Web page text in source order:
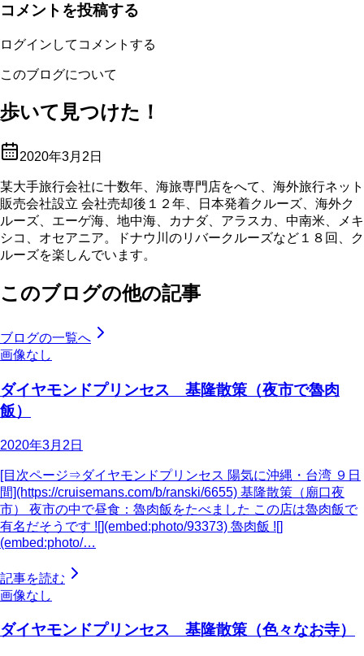
コメントを投稿する
ログインしてコメントする
このブログについて
歩いて見つけた！
2020年3月2日
某大手旅行会社に十数年、海旅専門店をへて、海外旅行ネット
販売会社設立 会社売却後１２年、日本発着クルーズ、海外ク
ルーズ、エーゲ海、地中海、カナダ、アラスカ、中南米、メキ
シコ、オセアニア。ドナウ川のリバークルーズなど１８回、ク
ルーズを楽しんでいます。
このブログの他の記事
ブログの一覧へ
画像なし
ダイヤモンドプリンセス 基隆散策（夜市で魯肉
飯）
2020年3月2日
[目次ページ⇒ダイヤモンドプリンセス 陽気に沖縄・台湾 ９日
間](https://cruisemans.com/b/ranski/6655) 基隆散策（廟口夜
市） 夜市の中で昼食：魯肉飯をたべました この店は魯肉飯で
有名だそうです ![](embed:photo/93373) 魯肉飯 ![]
(embed:photo/…
記事を読む
画像なし
ダイヤモンドプリンセス 基隆散策（色々なお寺）